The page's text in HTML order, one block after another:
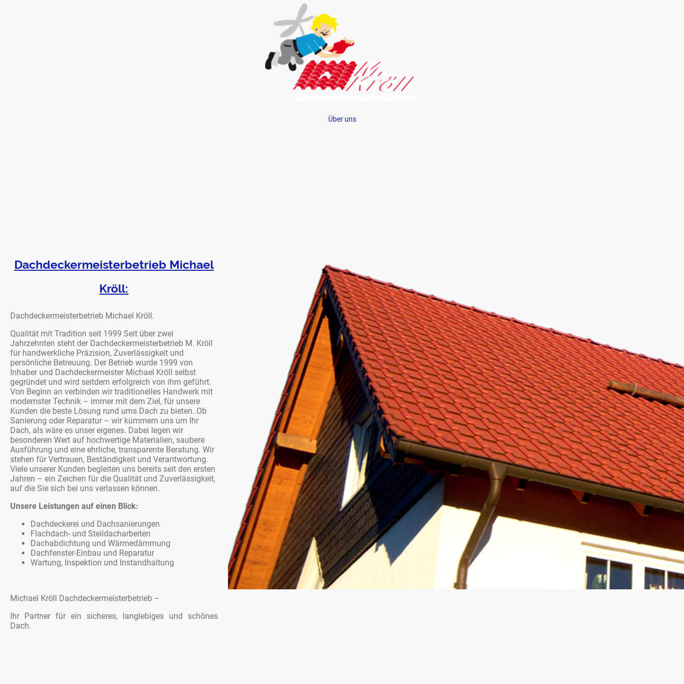
Über uns
Dachdeckermeisterbetrieb Michael
Kröll:
Dachdeckermeisterbetrieb Michael Kröll.
Qualität mit Tradition seit 1999 Seit über zwei
Jahrzehnten steht der Dachdeckermeisterbetrieb M. Kröll
für handwerkliche Präzision, Zuverlässigkeit und
persönliche Betreuung. Der Betrieb wurde 1999 von
Inhaber und Dachdeckermeister Michael Kröll selbst
gegründet und wird seitdem erfolgreich von ihm geführt.
Von Beginn an verbinden wir traditionelles Handwerk mit
modernster Technik – immer mit dem Ziel, für unsere
Kunden die beste Lösung rund ums Dach zu bieten. Ob
Sanierung oder Reparatur – wir kümmern uns um Ihr
Dach, als wäre es unser eigenes. Dabei legen wir
besonderen Wert auf hochwertige Materialien, saubere
Ausführung und eine ehrliche, transparente Beratung. Wir
stehen für Vertrauen, Beständigkeit und Verantwortung.
Viele unserer Kunden begleiten uns bereits seit den ersten
Jahren – ein Zeichen für die Qualität und Zuverlässigkeit,
auf die Sie sich bei uns verlassen können.
Unsere Leistungen auf einen Blick:
Dachdeckerei und Dachsanierungen
Flachdach- und Steildacharbeiten
Dachabdichtung und Wärmedämmung
Dachfenster-Einbau und Reparatur
Wartung, Inspektion und Instandhaltung
Michael Kröll Dachdeckermeisterbetrieb –
Ihr Partner für ein sicheres, langlebiges und schönes
Dach.